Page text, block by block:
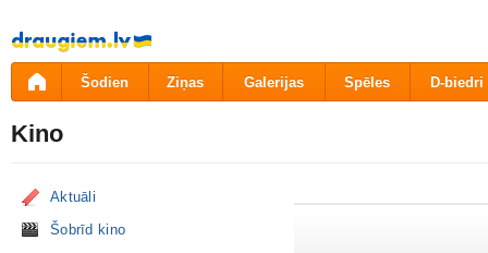
Pāriet
uz
saturu
Šodien Ziņas Galerijas Spēles D-biedri
Kino
Aktuāli
Šobrīd kino